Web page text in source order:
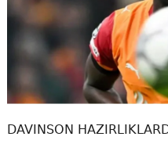
DAVINSON